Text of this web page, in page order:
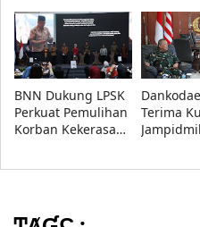
Lewat AHU Online
di
Sumatera
BNN Dukung LPSK
Perkuat Pemulihan
Korban Kekerasan
Terima
Jampidmil